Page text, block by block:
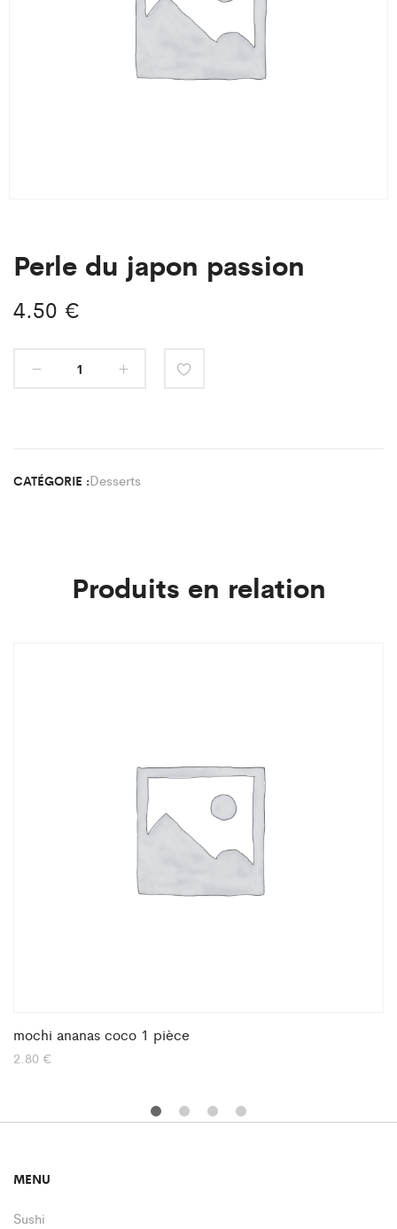
Perle du japon passion
4.50 €
CATÉGORIE :Desserts
Produits en relation
mochi ananas coco 1 pièce
2.80 €
MENU
Sushi